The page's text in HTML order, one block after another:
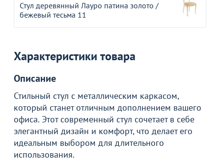
Стул деревянный Лауро патина золото /
бежевый тесьма 11
Характеристики товара
Описание
Стильный стул с металлическим каркасом,
который станет отличным дополнением вашего
офиса. Этот современный стул сочетает в себе
элегантный дизайн и комфорт, что делает его
идеальным выбором для длительного
использования.